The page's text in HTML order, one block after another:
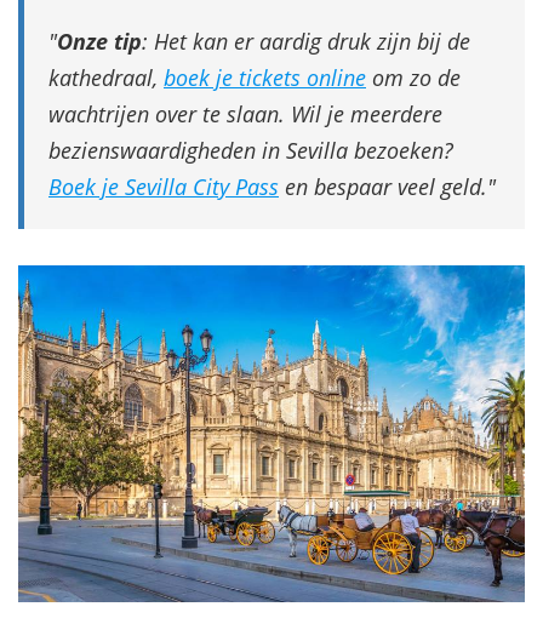
Onze tip: Het kan er aardig druk zijn bij de
kathedraal, boek je tickets online om zo de
wachtrijen over te slaan. Wil je meerdere
bezienswaardigheden in Sevilla bezoeken?
Boek je Sevilla City Pass en bespaar veel geld.